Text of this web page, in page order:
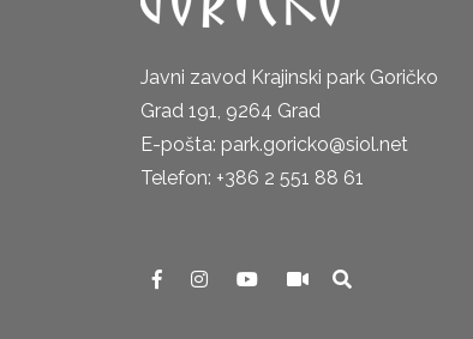
Javni zavod Krajinski park Goričko
Grad 191, 9264 Grad
E-pošta: park.goricko@siol.net
Telefon: +386 2 551 88 61